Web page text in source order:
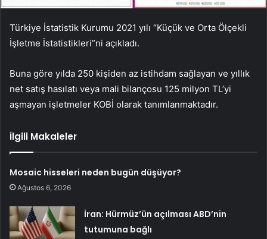
Türkiye İstatistik Kurumu 2021 yılı “Küçük ve Orta Ölçekli
İşletme İstatistikleri”ni açıkladı.
Buna göre yılda 250 kişiden az istihdam sağlayan ve yıllık
net satış hasılatı veya mali bilançosu 125 milyon TL’yi
aşmayan işletmeler KOBİ olarak tanımlanmaktadır.
İlgili Makaleler
Mosaic hisseleri neden bugün düşüyor?
Ağustos 6, 2026
İran: Hürmüz’ün açılması ABD’nin
tutumuna bağlı